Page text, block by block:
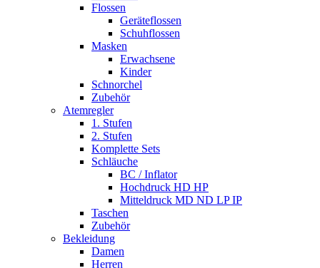
Flossen
Geräteflossen
Schuhflossen
Masken
Erwachsene
Kinder
Schnorchel
Zubehör
Atemregler
1. Stufen
2. Stufen
Komplette Sets
Schläuche
BC / Inflator
Hochdruck HD HP
Mitteldruck MD ND LP IP
Taschen
Zubehör
Bekleidung
Damen
Herren